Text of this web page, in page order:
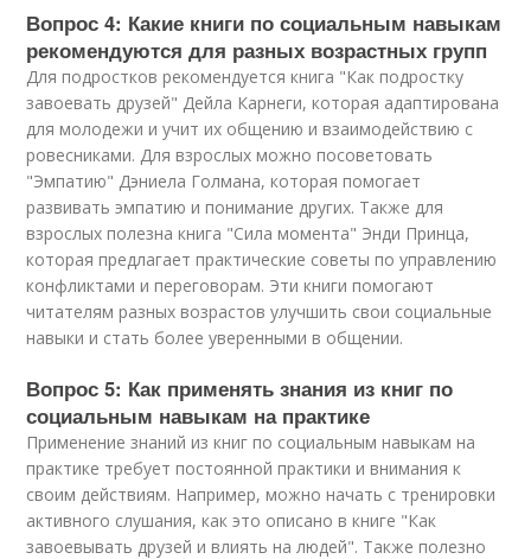
Вопрос 4: Какие книги по социальным навыкам
рекомендуются для разных возрастных групп
Для подростков рекомендуется книга "Как подростку
завоевать друзей" Дейла Карнеги, которая адаптирована
для молодежи и учит их общению и взаимодействию с
ровесниками. Для взрослых можно посоветовать
"Эмпатию" Дэниела Голмана, которая помогает
развивать эмпатию и понимание других. Также для
взрослых полезна книга "Сила момента" Энди Принца,
которая предлагает практические советы по управлению
конфликтами и переговорам. Эти книги помогают
читателям разных возрастов улучшить свои социальные
навыки и стать более уверенными в общении.
Вопрос 5: Как применять знания из книг по
социальным навыкам на практике
Применение знаний из книг по социальным навыкам на
практике требует постоянной практики и внимания к
своим действиям. Например, можно начать с тренировки
активного слушания, как это описано в книге "Как
завоевывать друзей и влиять на людей". Также полезно